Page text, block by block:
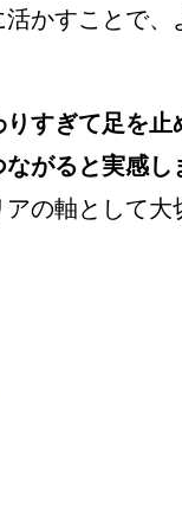
かすことで、
すぎて足を
がると実感し
の軸として大